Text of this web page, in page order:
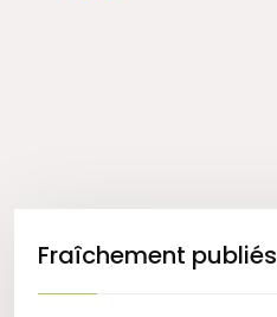
Fraîchement publiés